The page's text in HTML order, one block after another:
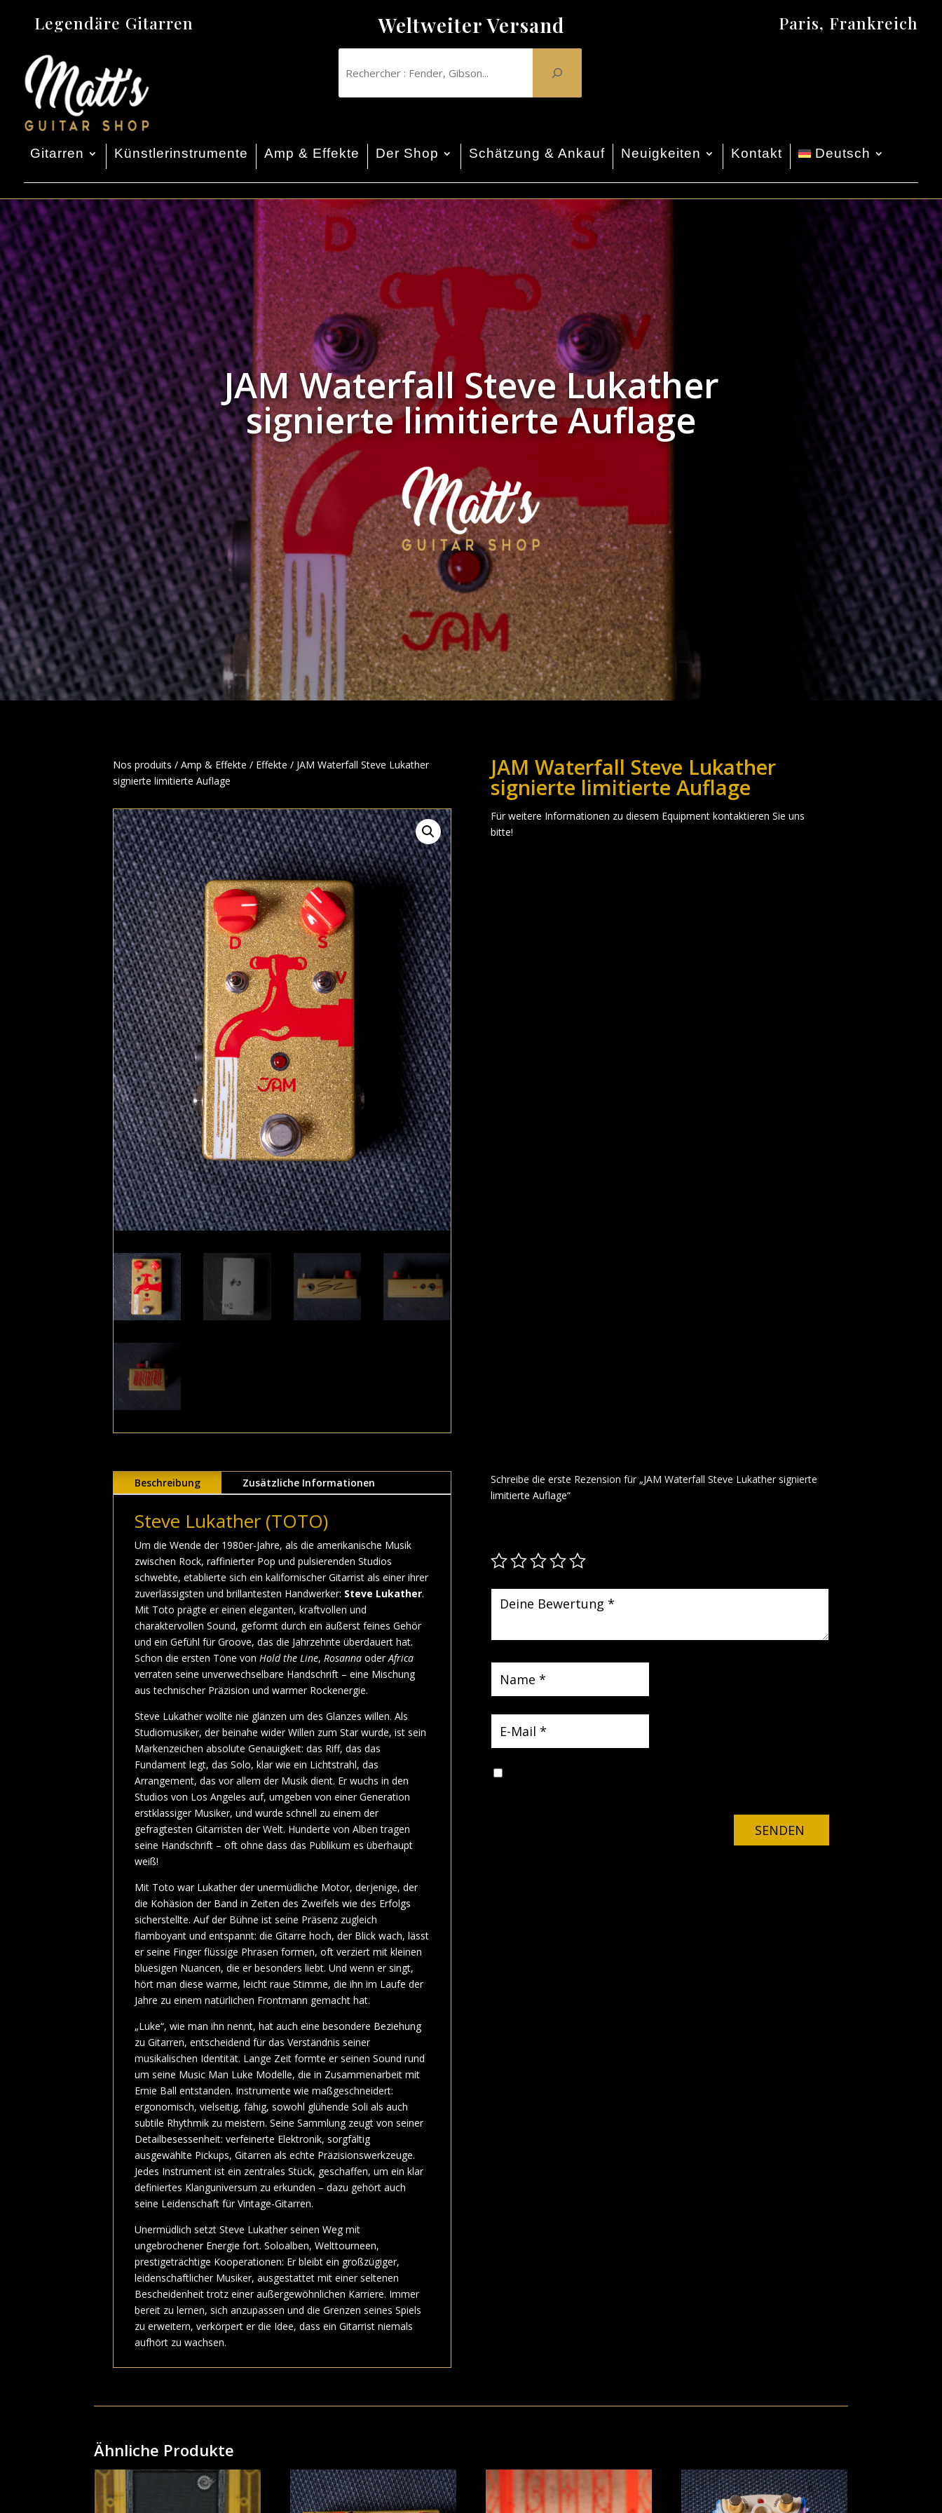
Legendäre Gitarren Weltweiter Versand Paris, Frankreich
Gitarren Künstlerinstrumente Amp & Effekte Der Shop Schätzung & Ankauf Neuigkeiten Kontakt Deutsch
JAM Waterfall Steve Lukather
signierte limitierte Auflage
Nos produits /Amp & Effekte / Effekte / JAM Waterfall Steve Lukather
signierte limitierte Auflage
JAM Waterfall Steve Lukather
signierte limitierte Auflage
Für weitere Informationen zu diesem Equipment kontaktieren Sie uns
bitte!
Beschreibung Zusätzliche Informationen
Steve Lukather (TOTO)
Um die Wende der 1980er-Jahre, als die amerikanische Musik
zwischen Rock, raffinierter Pop und pulsierenden Studios
schwebte, etablierte sich ein kalifornischer Gitarrist als einer ihrer
zuverlässigsten und brillantesten Handwerker: Steve Lukather.
Mit Toto prägte er einen eleganten, kraftvollen und
charaktervollen Sound, geformt durch ein äußerst feines Gehör
und ein Gefühl für Groove, das die Jahrzehnte überdauert hat.
Schon die ersten Töne vonHold the Line,Rosanna oderAfrica
verraten seine unverwechselbare Handschrift – eine Mischung
aus technischer Präzision und warmer Rockenergie.
Steve Lukather wollte nie glänzen um des Glanzes willen. Als
Studiomusiker, der beinahe wider Willen zum Star wurde, ist sein
Markenzeichen absolute Genauigkeit: das Riff, das das
Fundament legt, das Solo, klar wie ein Lichtstrahl, das
Arrangement, das vor allem der Musik dient. Er wuchs in den
Studios von Los Angeles auf, umgeben von einer Generation
erstklassiger Musiker, und wurde schnell zu einem der
gefragtesten Gitarristen der Welt. Hunderte von Alben tragen
seine Handschrift – oft ohne dass das Publikum es überhaupt
weiß!
Mit Toto war Lukather der unermüdliche Motor, derjenige, der
die Kohäsion der Band in Zeiten des Zweifels wie des Erfolgs
sicherstellte. Auf der Bühne ist seine Präsenz zugleich
flamboyant und entspannt: die Gitarre hoch, der Blick wach, lässt
er seine Finger flüssige Phrasen formen, oft verziert mit kleinen
bluesigen Nuancen, die er besonders liebt. Und wenn er singt,
hört man diese warme, leicht raue Stimme, die ihn im Laufe der
Jahre zu einem natürlichen Frontmann gemacht hat.
„Luke“, wie man ihn nennt, hat auch eine besondere Beziehung
zu Gitarren, entscheidend für das Verständnis seiner
musikalischen Identität. Lange Zeit formte er seinen Sound rund
um seine Music Man Luke Modelle, die in Zusammenarbeit mit
Ernie Ball entstanden. Instrumente wie maßgeschneidert:
ergonomisch, vielseitig, fähig, sowohl glühende Soli als auch
subtile Rhythmik zu meistern. Seine Sammlung zeugt von seiner
Detailbesessenheit: verfeinerte Elektronik, sorgfältig
ausgewählte Pickups, Gitarren als echte Präzisionswerkzeuge.
Jedes Instrument ist ein zentrales Stück, geschaffen, um ein klar
definiertes Klanguniversum zu erkunden – dazu gehört auch
seine Leidenschaft für Vintage-Gitarren.
Unermüdlich setzt Steve Lukather seinen Weg mit
ungebrochener Energie fort. Soloalben, Welttourneen,
prestigeträchtige Kooperationen: Er bleibt ein großzügiger,
leidenschaftlicher Musiker, ausgestattet mit einer seltenen
Bescheidenheit trotz einer außergewöhnlichen Karriere. Immer
bereit zu lernen, sich anzupassen und die Grenzen seines Spiels
zu erweitern, verkörpert er die Idee, dass ein Gitarrist niemals
aufhört zu wachsen.
Schreibe die erste Rezension für „JAM Waterfall Steve Lukather signierte
limitierte Auflage“
SENDEN
Ähnliche Produkte